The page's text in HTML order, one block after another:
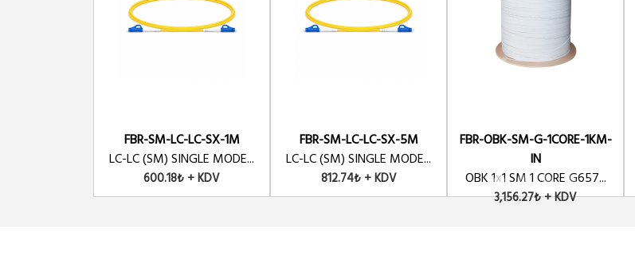
FBR-SM-LC-LC-SX-1M
LC-LC (SM) SINGLE MODE...
600.18₺ + KDV
FBR-SM-LC-LC-SX-5M
LC-LC (SM) SINGLE MODE...
812.74₺ + KDV
FBR-OBK-SM-G-1CORE-1KM-
IN
OBK 1x1 SM 1 CORE G657...
3,156.27₺ + KDV